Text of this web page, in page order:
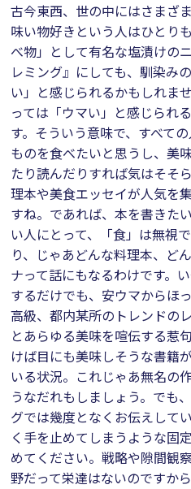
古今東西、世の中にはさまざ
味い物好きという人はひとり
べ物」として有名な塩漬けの
レミング』にしても、馴染み
い」と感じられるかもしれま
っては「ウマい」と感じられ
す。そういう意味で、すべて
ものを食べたいと思うし、美
たり読んだりすれば気はそそ
理本や美食エッセイが人気を
すね。であれば、本を書きた
い人にとって、「食」は無視
り、じゃあどんな料理本、ど
ナって話にもなるわけです。
するだけでも、安ウマからほ
高級、都内某所のトレンド
とあらゆる美味を喧伝する惹
けば目にも美味しそうな書籍
いる状況。これじゃあ無名の
うなだれもしましょう。でも
グでは幾度となくお伝えして
く手を止めてしまうような固
めてください。戦略や隙間観
野だって栄達はないのですから